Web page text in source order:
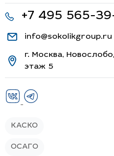
+7 495 565-
info@sokolikgroup.ru
г. Москва,
этаж 5
КАСКО
ОСАГО